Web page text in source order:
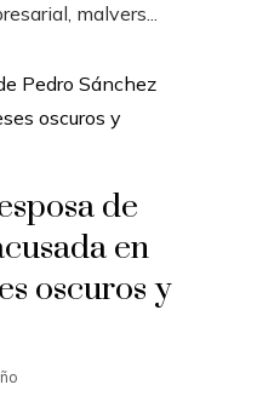
malvers...
de
en
oscuros y